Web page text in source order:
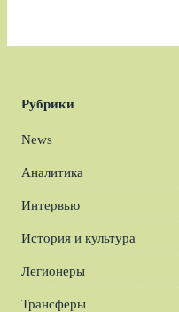
Рубрики
News
Аналитика
Интервью
История и культура
Легионеры
Трансферы